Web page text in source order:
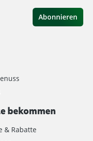
Abonnieren
bekommen
& Rabatte